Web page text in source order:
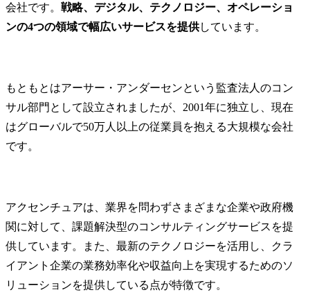
契約社員や派遣社員の評判
アクセンチュアの転職難易度と選考のポイント
アクセンチュアの転職で後悔しないためのポイント
転職後に後悔しないための準備の仕方
自身に合ったプロジェクトや職場の見極め方
アクセンチュアの企業文化と適応するための心構え
まとめ
FAQ
「激務でやばい」という評判をよく目にしますが、プライベートとの両立は可能ですか？
アクセンチュアでの経験は、その後のキャリアにどう活かせますか？
会社です。 戦略、デジタル、テクノロジー、オペレーショ
ンの4つの領域で幅広いサービスを提供しています。
もともとはアーサー・アンダーセンという監査法人のコン
サル部門として設立されましたが、2001年に独立し、現在
はグローバルで50万人以上の従業員を抱える大規模な会社
です。
アクセンチュアは、業界を問わずさまざまな企業や政府機
関に対して、課題解決型のコンサルティングサービスを提
供しています。また、最新のテクノロジーを活用し、クラ
イアント企業の業務効率化や収益向上を実現するためのソ
リューションを提供している点が特徴です。